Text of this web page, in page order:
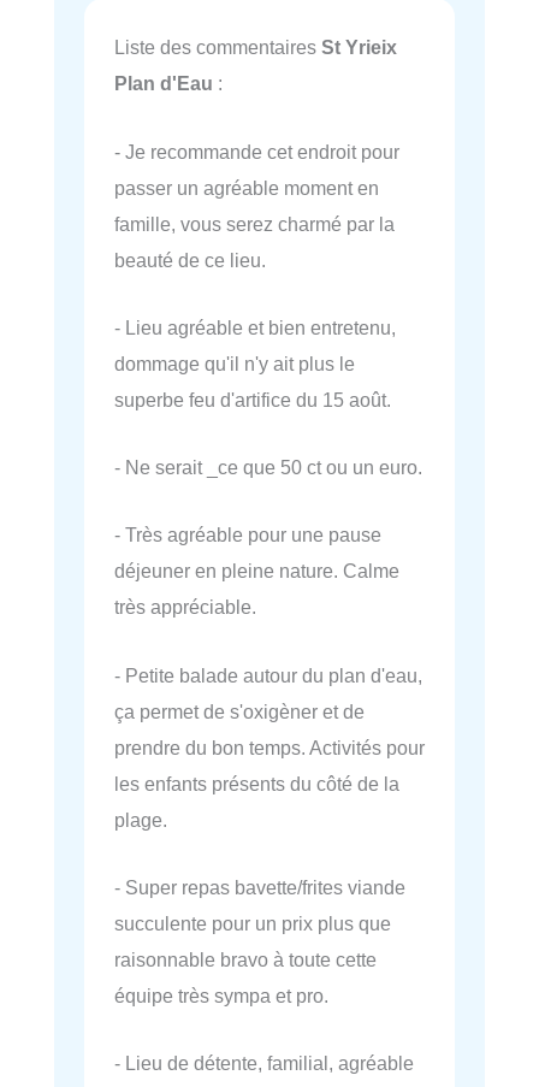
Liste des commentaires St Yrieix
Plan d'Eau :
- Je recommande cet endroit pour
passer un agréable moment en
famille, vous serez charmé par la
beauté de ce lieu.
- Lieu agréable et bien entretenu,
dommage qu'il n'y ait plus le
superbe feu d'artifice du 15 août.
- Ne serait _ce que 50 ct ou un euro.
- Très agréable pour une pause
déjeuner en pleine nature. Calme
très appréciable.
- Petite balade autour du plan d'eau,
ça permet de s'oxigèner et de
prendre du bon temps. Activités pour
les enfants présents du côté de la
plage.
- Super repas bavette/frites viande
succulente pour un prix plus que
raisonnable bravo à toute cette
équipe très sympa et pro.
- Lieu de détente, familial, agréable